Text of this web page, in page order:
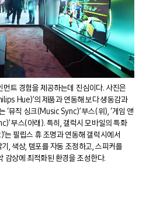
트 경험을 제공하는데 진심이다. 사진은
Hue)’의 제품과 연동해 보다 생동감과
‘뮤직 싱크(Music Sync)’ 부스(위), ‘게임 앤
부스(아래). 특히, 갤럭시 모바일의 특화
는 필립스 휴 조명과 연동해 갤럭시에서
, 색상, 템포를 자동 조정하고, 스피커를
감상에 최적화된 환경을 조성한다.